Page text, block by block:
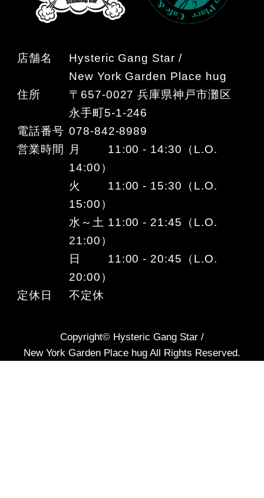
店舗名
Hysteric Gang Star /
New York Garden Place hug
住所
〒657-0027 兵庫県神戸市灘区
永手町5-1-246
電話番号 078-842-8989
営業時間
月 11:00 - 14:30（L.O.
14:00）
火 11:00 - 15:30（L.O.
15:00）
水～土 11:00 - 21:45（L.O.
21:00）
日 11:00 - 20:45（L.O.
20:00）
定休日
不定休
Copyright© Hysteric Gang Star /
New York Garden Place hug All Rights Reserved.